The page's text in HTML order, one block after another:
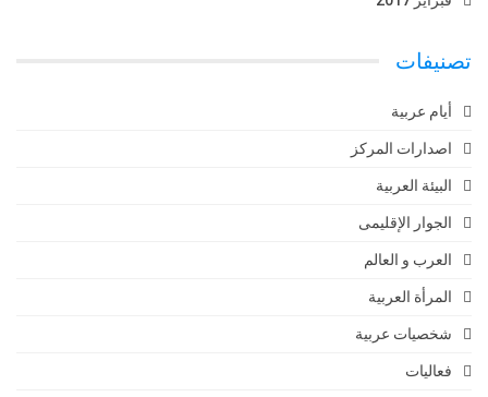
تصنيفات
أيام عربية
اصدارات المركز
البيئة العربية
الجوار الإقليمى
العرب و العالم
المرأة العربية
شخصيات عربية
فعاليات